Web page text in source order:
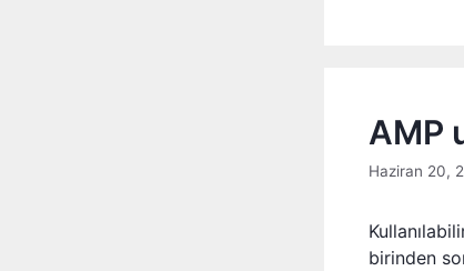
AMP
Haziran 20,
birinden